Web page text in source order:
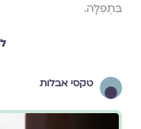
בִּתְפִלָּה.
טקסי אבלות